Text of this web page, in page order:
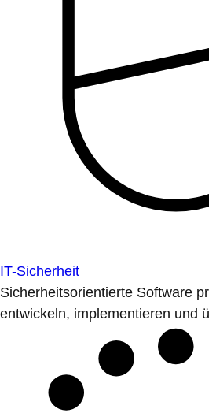
IT-Sicherheit
Sicherheitsorientierte Software
entwickeln, implementieren und